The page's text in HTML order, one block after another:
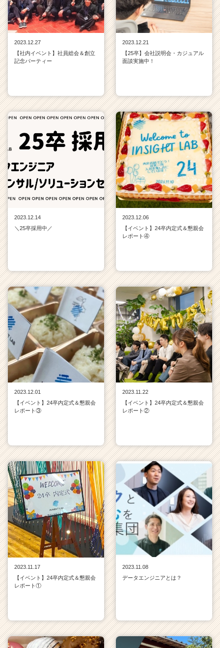
2023.12.27
【社内イベント】社員総会＆創立
記念パーティー
2023.12.21
【25卒】会社説明会・カジュアル
面談実施中！
2023.12.14
＼25卒採用中／
2023.12.06
【イベント】24卒内定式＆懇親会
レポート④
2023.12.01
【イベント】24卒内定式＆懇親会
レポート③
2023.11.22
【イベント】24卒内定式＆懇親会
レポート②
2023.11.17
【イベント】24卒内定式＆懇親会
レポート①
2023.11.08
データエンジニアとは？